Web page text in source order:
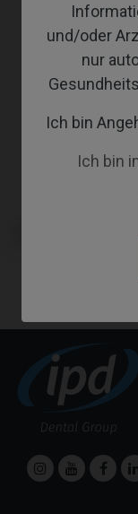
und/oder
nur
Ich bin
Ich bin